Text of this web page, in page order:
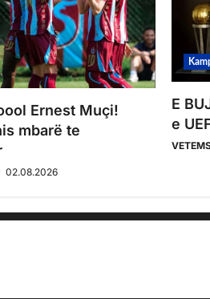
Ernest Muçi!
mbarë te
02.08.2026
E
e